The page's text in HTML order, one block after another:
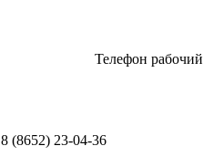
Телефон рабочий
8 (8652) 23-04-36